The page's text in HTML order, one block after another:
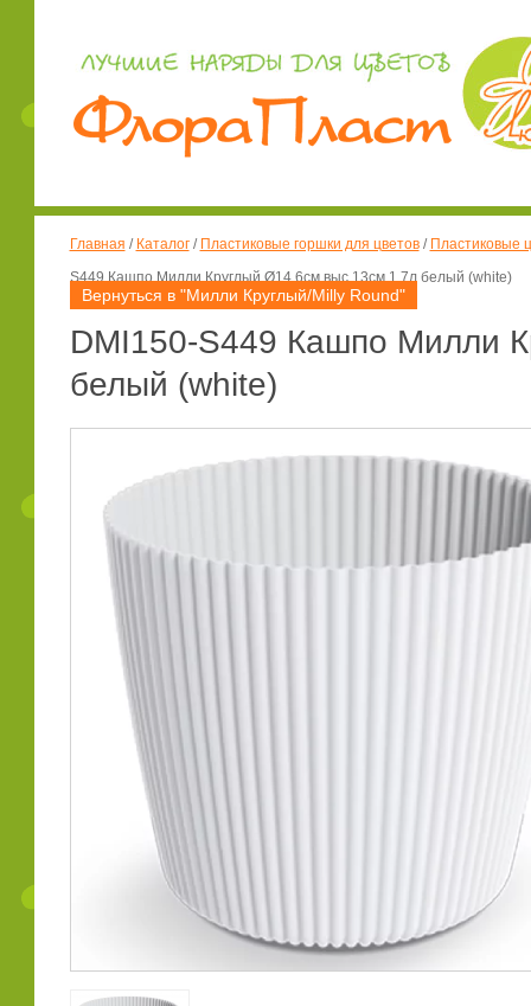
Главная / Каталог/ Пластиковые горшки для цветов/ Пластиковые
S449 Кашпо Милли Круглый Ø14,6см выс.13см 1,7л белый (white)
Вернуться в "Милли Круглый/Milly Round"
DMI150-S449 Кашпо Милли
белый (white)